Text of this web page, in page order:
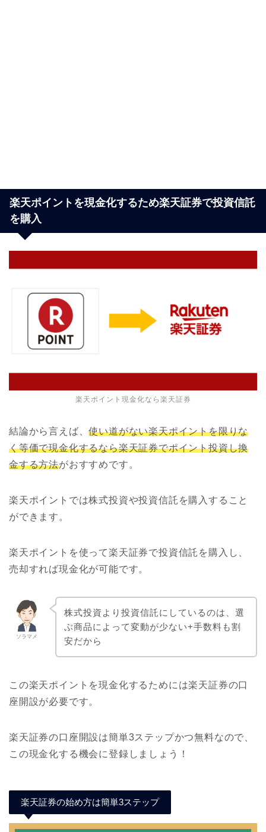
楽天ポイントを現金化するため楽天証券で投資信託
を購入
楽天ポイント現金化なら楽天証券
結論から言えば、使い道がない楽天ポイントを限りな
く等価で現金化するなら楽天証券でポイント投資し換
金する方法がおすすめです。
楽天ポイントでは株式投資や投資信託を購入すること
ができます。
楽天ポイントを使って楽天証券で投資信託を購入し、
売却すれば現金化が可能です。
ソラマメ
株式投資より投資信託にしているのは、選
ぶ商品によって変動が少ない+手数料も割
安だから
この楽天ポイントを現金化するためには楽天証券の口
座開設が必要です。
楽天証券の口座開設は簡単3ステップかつ無料なので、
この現金化する機会に登録しましょう！
楽天証券の始め方は簡単3ステップ